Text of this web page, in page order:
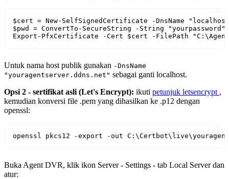
$cert = New-SelfSignedCertificate -DnsName
$pwd = ConvertTo-SecureString -String
Export-PfxCertificate -Cert $cert -FilePath
Untuk nama host publik gunakan -DnsName
"youragentserver.ddns.net" sebagai ganti localhost.
Opsi 2 - sertifikat asli (Let's Encrypt): ikuti petunjuk letsencrypt ,
kemudian konversi file .pem yang dihasilkan ke .p12 dengan
openssl:
openssl pkcs12 -export -out
Buka Agent DVR, klik ikon Server - Settings - tab Local Server dan
atur: